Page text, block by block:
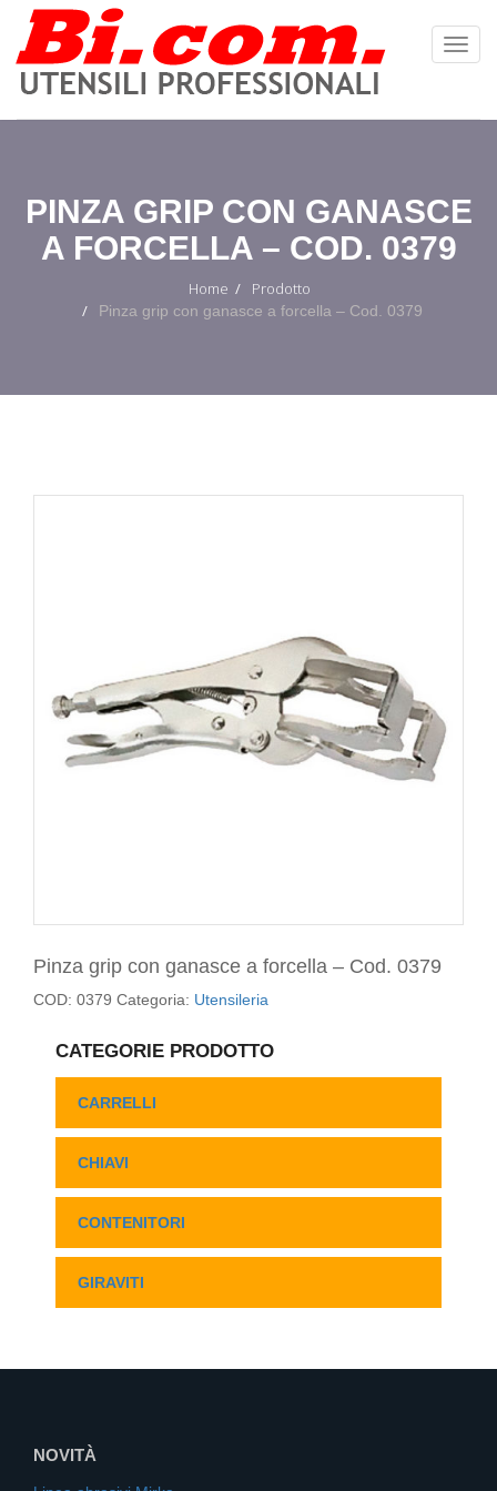
PINZA GRIP CON GANASCE
A FORCELLA – COD. 0379
Home Prodotto
Pinza grip con ganasce a forcella – Cod. 0379
Pinza grip con ganasce a forcella – Cod. 0379
COD: 0379 Categoria: Utensileria
CATEGORIE PRODOTTO
CARRELLI
CHIAVI
CONTENITORI
GIRAVITI
NOVITÀ